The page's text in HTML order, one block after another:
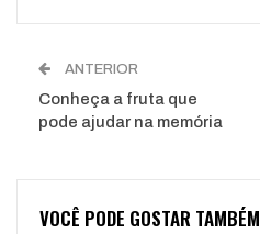
ANTERIOR
Conheça a fruta que
pode ajudar na memória
VOCÊ PODE GOSTAR TAMBÉM